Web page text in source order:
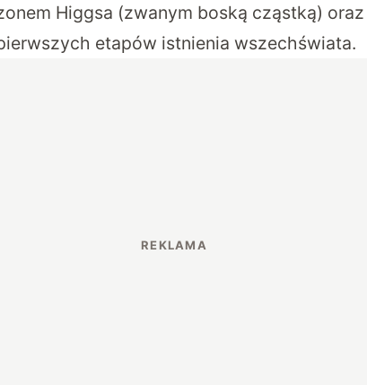
Higgsa (zwanym boską cząstką)
etapów istnienia wszechświata.